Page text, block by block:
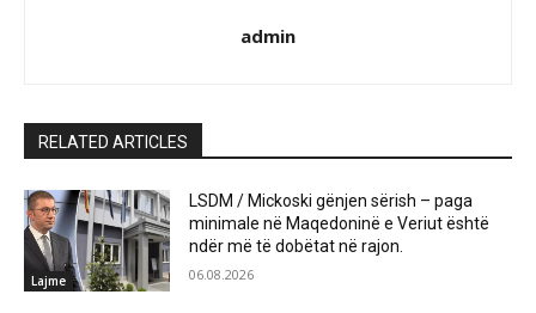
admin
RELATED ARTICLES
Lajme
LSDM / Mickoski gënjen sërish – paga
minimale në Maqedoninë e Veriut është
ndër më të dobëtat në rajon.
06.08.2026